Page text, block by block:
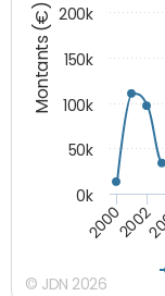
Montants (€)
20002002
0k
50k
100k
150k
200k
© JDN 2026